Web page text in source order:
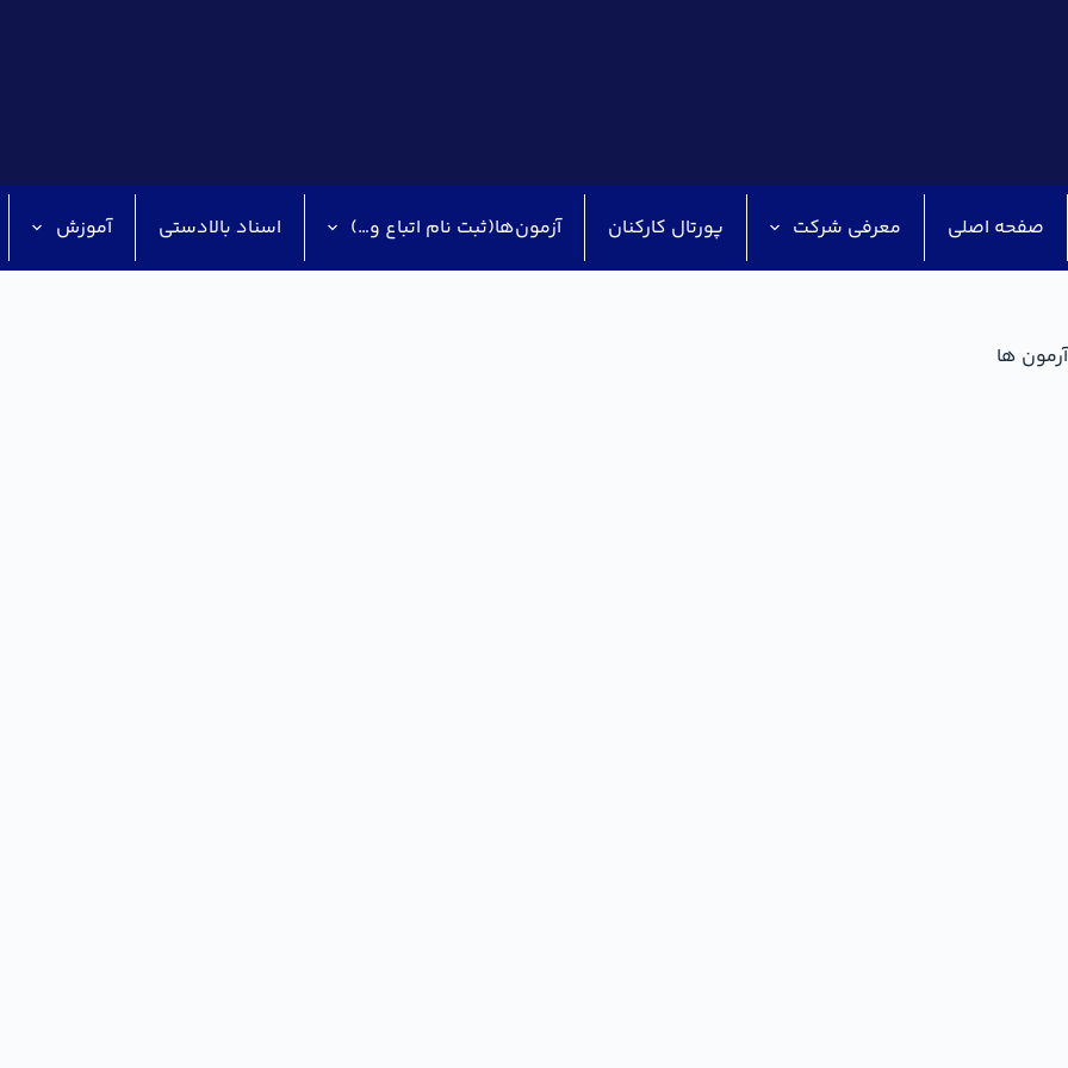
صفحه اصلی معرفی شرکت پورتال کارکنان آزمون‌ها(ثبت نام اتباع و…) اسناد بالادستی آموزش
آرمون ها